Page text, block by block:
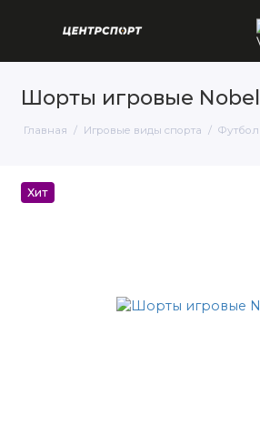
Шорты игровые Nobel
Главная Игровые виды спорта Футбол
Хит